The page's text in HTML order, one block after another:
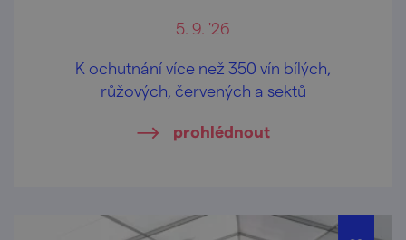
5. 9. '26
K ochutnání více než 350 vín bílých,
růžových, červených a sektů
prohlédnout